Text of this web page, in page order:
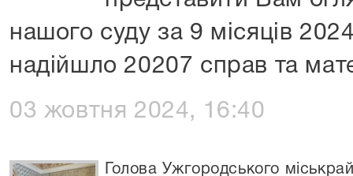
нашого суду за 9 місяців
надійшло 20207 справ та
03 жовтня 2024, 16:40
Голова Ужгородського